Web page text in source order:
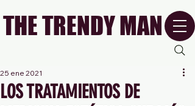
THE TRENDY MAN
LOS TRATAMIENTOS DE
25 ene 2021